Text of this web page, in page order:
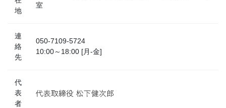
地
室
連
絡
先
050-7109-5724
10:00～18:00 [月-金]
代
表
者